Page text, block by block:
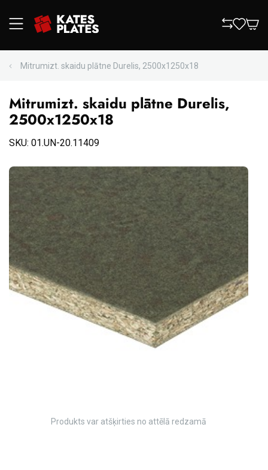
Mitrumizt. skaidu plātne Durelis, 2500x1250x18
Mitrumizt. skaidu plātne Durelis,
2500x1250x18
SKU: 01.UN-20.11409
Produkts var atšķirties no attēlā redzamā